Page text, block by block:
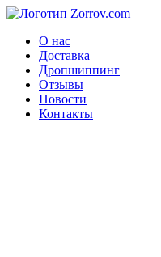
О нас
Доставка
Дропшиппинг
Отзывы
Новости
Контакты